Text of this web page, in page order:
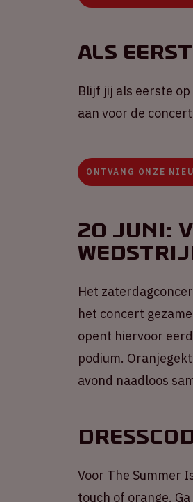
Als
Blijf jij als eerste op
aan voor de
ONTVANG ONZE
20 juni:
Het
het concert
opent hiervoor
podium.
avond naadloos
Voor The Summer
touch of orange.